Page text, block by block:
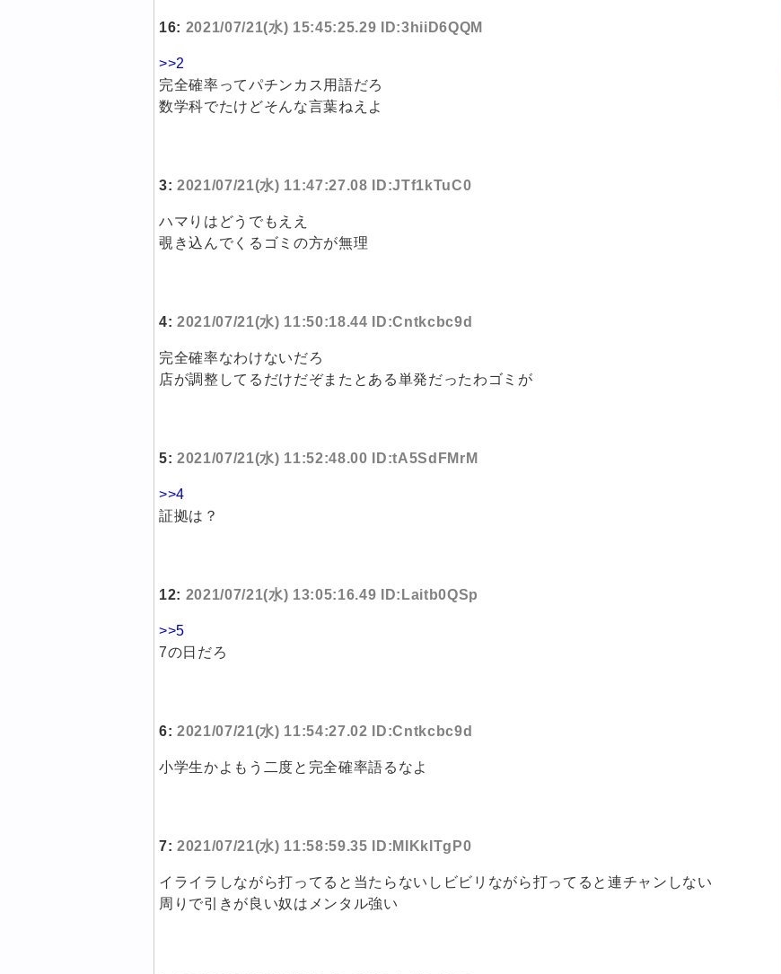
16: 2021/07/21(水) 15:45:25.29 ID:3hiiD6QQM
>>2
完全確率ってパチンカス用語だろ
数学科でたけどそんな言葉ねえよ
3: 2021/07/21(水) 11:47:27.08 ID:JTf1kTuC0
ハマりはどうでもええ
覗き込んでくるゴミの方が無理
4: 2021/07/21(水) 11:50:18.44 ID:Cntkcbc9d
完全確率なわけないだろ
店が調整してるだけだぞまたとある単発だったわゴミが
5: 2021/07/21(水) 11:52:48.00 ID:tA5SdFMrM
>>4
証拠は？
12: 2021/07/21(水) 13:05:16.49 ID:Laitb0QSp
>>5
7の日だろ
6: 2021/07/21(水) 11:54:27.02 ID:Cntkcbc9d
小学生かよもう二度と完全確率語るなよ
7: 2021/07/21(水) 11:58:59.35 ID:MIKkITgP0
イライラしながら打ってると当たらないしビビリながら打ってると連チャンしない
周りで引きが良い奴はメンタル強い